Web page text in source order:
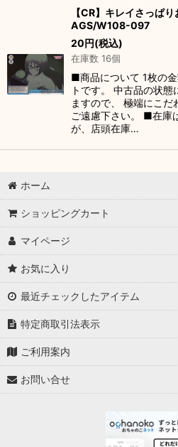
【CR】キレイさっぱ
AGS/W108-097
20円(税込)
在庫数 16個
■商品について 1枚の
トです。 中古品の状
ますので、 極端にこ
ご遠慮下さい。 ■在庫
が、店頭在庫…
ホーム
ショッピングカート
マイページ
お気に入り
最近チェックしたアイテム
特定商取引法表示
ご利用案内
お問い合せ